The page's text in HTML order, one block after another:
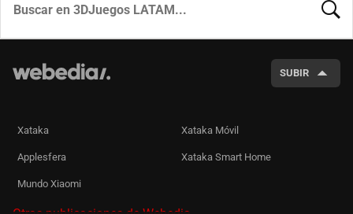
SUBIR
Xataka Xataka Móvil
Applesfera Xataka Smart Home
Mundo Xiaomi